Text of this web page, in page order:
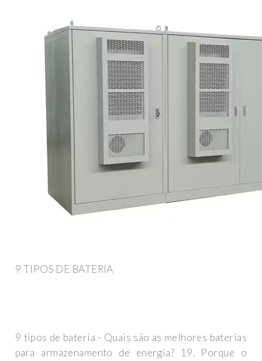
9 TIPOS DE BATERIA
9 tipos de bateria - Quais são as melhores baterias
para armazenamento de energia? 19. Porque o